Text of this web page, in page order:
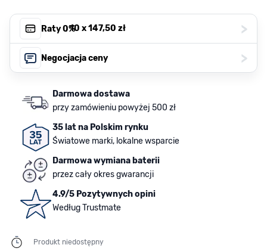
Raty 0%, 10 x147,50 zł >
Negocjacja ceny >
Darmowa dostawa
przy zamówieniu powyżej 500 zł
35 lat na Polskim rynku
Światowe marki, lokalne wsparcie
Darmowa wymiana baterii
przez cały okres gwarancji
4.9/5 Pozytywnych opini
Według Trustmate
Produkt niedostępny